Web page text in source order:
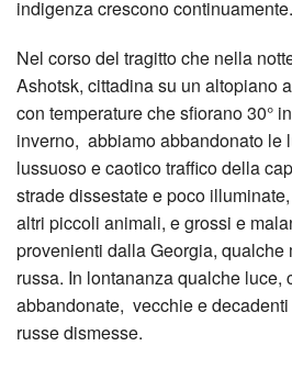
indigenza crescono continuamente.
Nel corso del tragitto che nella
Ashotsk, cittadina su un altopiano
con temperature che sfiorano 30°
inverno, abbiamo abbandonato le
lussuoso e caotico traffico della
strade dissestate e poco
altri piccoli animali, e grossi e
provenienti dalla Georgia,
russa. In lontananza qualche luce,
abbandonate, vecchie e
russe dismesse.